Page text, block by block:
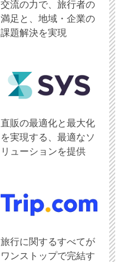
交流の力で、旅行者の
満足と、地域・企業の
課題解決を実現
直販の最適化と最大化
を実現する、最適なソ
リューションを提供
旅行に関するすべてが
ワンストップで完結す